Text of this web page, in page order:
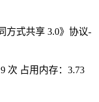
方式共享 3.0》协议-
次 占用内存：3.73